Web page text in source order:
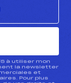
à utiliser mon
la newsletter
et
Pour plus